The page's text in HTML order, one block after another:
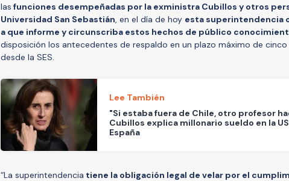
las funciones desempeñadas por la exministra Cubillos y otros
Universidad San Sebastián, en el día de hoy esta superintendencia
a que informe y circunscriba estos hechos de público
disposición los antecedentes de respaldo en un plazo máximo de cinco
desde la SES.
Lee También
"Si estaba fuera de Chile, otro profesor
Cubillos explica millonario sueldo en la
España
“La superintendencia tiene la obligación legal de velar por el